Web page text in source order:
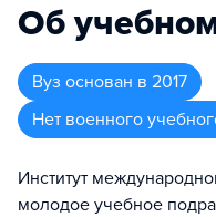
Об
Вуз основан в 2017
Нет военного
Институт
молодое учебное